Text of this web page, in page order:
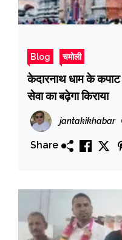
Blog चमोली
केदारनाथ धाम के
सेवा का बढ़ेगा किराया
jantakikhabar
Share